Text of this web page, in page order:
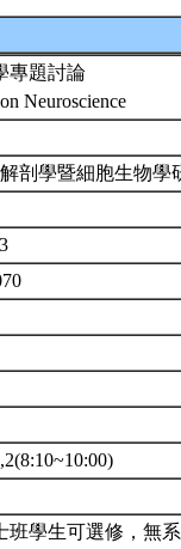
專題討論
Neuroscience
剖學暨細胞生物
班學生可選修，無